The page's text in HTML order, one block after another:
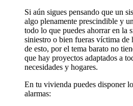
Si aún sigues pensando que un
algo plenamente prescindible y
todo lo que puedes ahorrar en la
siniestro o bien fueras víctima de
de esto, por el tema barato no
que hay proyectos adaptados a
necesidades y hogares.
En tu vivienda puedes disponer
alarmas: